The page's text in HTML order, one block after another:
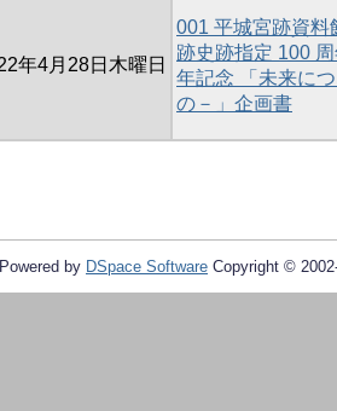
年4月28日木曜日
001 平城宮跡資料
跡史跡指定 100
年記念 「未来に
の－」企画書
Powered by DSpace Software Copyright ©